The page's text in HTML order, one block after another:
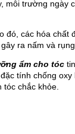
môi trường ngày
đó, các hóa chất
ra nấm và rụng
ẩm cho tóc
tính chống
tóc chắc khỏe.